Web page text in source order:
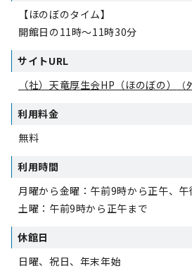
【ほのぼのタイム】
開館日の11時～11時30分
サイトURL
（社）天竜厚生会HP（ほのぼの）
利用料金
無料
利用時間
月曜から金曜：午前9時から正午、
土曜：午前9時から正午まで
休館日
日曜、祝日、年末年始